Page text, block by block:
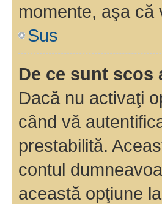
momente, aşa
Sus
De ce sunt
Dacă nu activaţi
când vă
prestabilită.
contul
această opţiune